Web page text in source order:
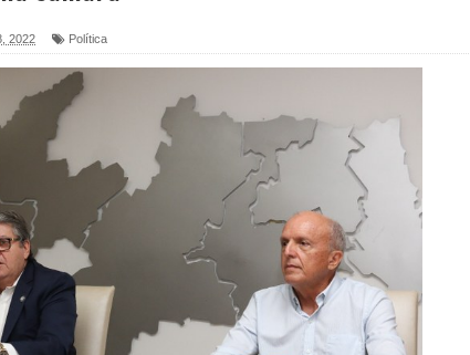
pela Prefeitura de Sapé em 2026
sábado (25) e deve atrair grande público
Neta do Sindicato
Casa de Acolhida e CRAS de Sapé
Convenção em Brasília
DO BREJO em Guarabira
à pré-candidatura de Denise Ribeiro à
2022 Política